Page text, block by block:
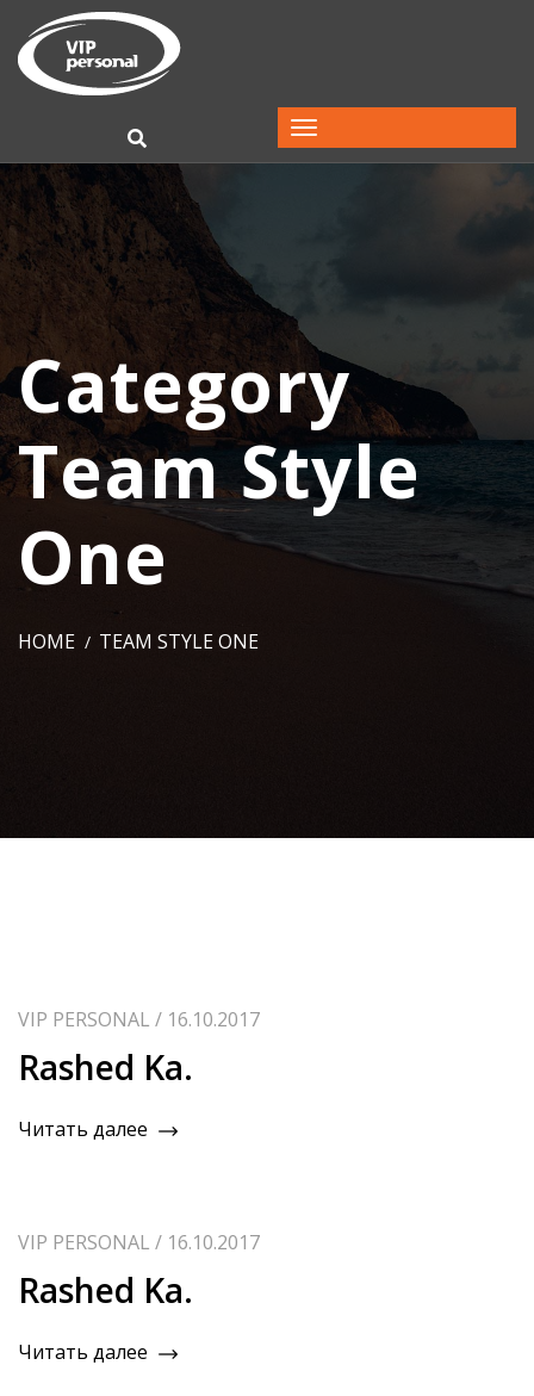
Category
Team Style
One
HOME TEAM STYLE ONE
VIP PERSONAL / 16.10.2017
Rashed Ka.
Читать далее
VIP PERSONAL / 16.10.2017
Rashed Ka.
Читать далее